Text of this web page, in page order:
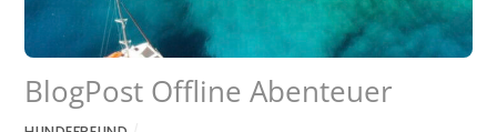
BlogPost Offline Abenteuer